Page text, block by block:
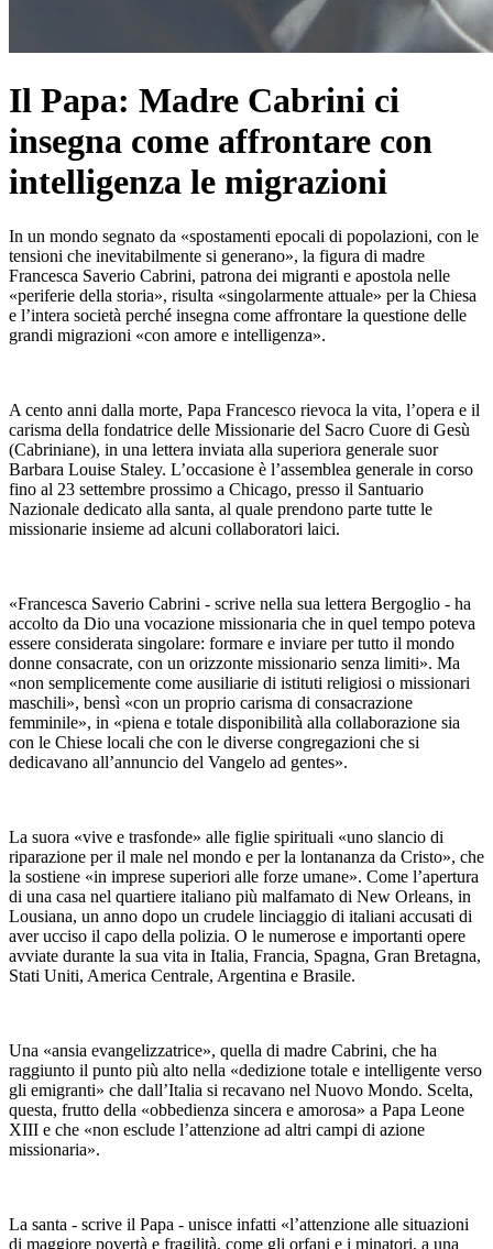
Il Papa: Madre Cabrini ci
insegna come affrontare con
intelligenza le migrazioni
In un mondo segnato da «spostamenti epocali di popolazioni, con le
tensioni che inevitabilmente si generano», la figura di madre
Francesca Saverio Cabrini, patrona dei migranti e apostola nelle
«periferie della storia», risulta «singolarmente attuale» per la Chiesa
e l’intera società perché insegna come affrontare la questione delle
grandi migrazioni «con amore e intelligenza».
A cento anni dalla morte, Papa Francesco rievoca la vita, l’opera e il
carisma della fondatrice delle Missionarie del Sacro Cuore di Gesù
(Cabriniane), in una lettera inviata alla superiora generale suor
Barbara Louise Staley. L’occasione è l’assemblea generale in corso
fino al 23 settembre prossimo a Chicago, presso il Santuario
Nazionale dedicato alla santa, al quale prendono parte tutte le
missionarie insieme ad alcuni collaboratori laici.
«Francesca Saverio Cabrini - scrive nella sua lettera Bergoglio - ha
accolto da Dio una vocazione missionaria che in quel tempo poteva
essere considerata singolare: formare e inviare per tutto il mondo
donne consacrate, con un orizzonte missionario senza limiti». Ma
«non semplicemente come ausiliarie di istituti religiosi o missionari
maschili», bensì «con un proprio carisma di consacrazione
femminile», in «piena e totale disponibilità alla collaborazione sia
con le Chiese locali che con le diverse congregazioni che si
dedicavano all’annuncio del Vangelo ad gentes».
La suora «vive e trasfonde» alle figlie spirituali «uno slancio di
riparazione per il male nel mondo e per la lontananza da Cristo», che
la sostiene «in imprese superiori alle forze umane». Come l’apertura
di una casa nel quartiere italiano più malfamato di New Orleans, in
Lousiana, un anno dopo un crudele linciaggio di italiani accusati di
aver ucciso il capo della polizia. O le numerose e importanti opere
avviate durante la sua vita in Italia, Francia, Spagna, Gran Bretagna,
Stati Uniti, America Centrale, Argentina e Brasile.
Una «ansia evangelizzatrice», quella di madre Cabrini, che ha
raggiunto il punto più alto nella «dedizione totale e intelligente verso
gli emigranti» che dall’Italia si recavano nel Nuovo Mondo. Scelta,
questa, frutto della «obbedienza sincera e amorosa» a Papa Leone
XIII e che «non esclude l’attenzione ad altri campi di azione
missionaria».
La santa - scrive il Papa - unisce infatti «l’attenzione alle situazioni
di maggiore povertà e fragilità, come gli orfani e i minatori, a una